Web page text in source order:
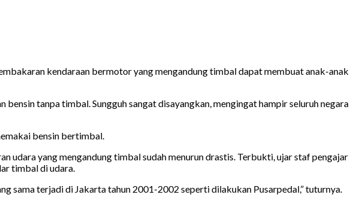
kendaraan bermotor yang mengandung timbal dapat membuat anak-anak
tanpa timbal. Sungguh sangat disayangkan, mengingat hampir seluruh negara
bensin bertimbal.
udara yang mengandung timbal sudah menurun drastis. Terbukti, ujar staf pengajar
timbal di udara.
sama terjadi di Jakarta tahun 2001-2002 seperti dilakukan Pusarpedal,” tuturnya.